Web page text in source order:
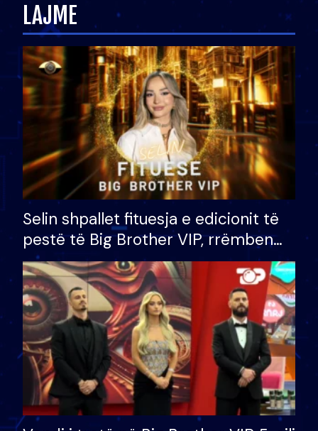
LAJME
Selin shpallet fituesja e edicionit të
pestë të Big Brother VIP, rrëmben
çmimin e madh prej 100 mijë eurosh